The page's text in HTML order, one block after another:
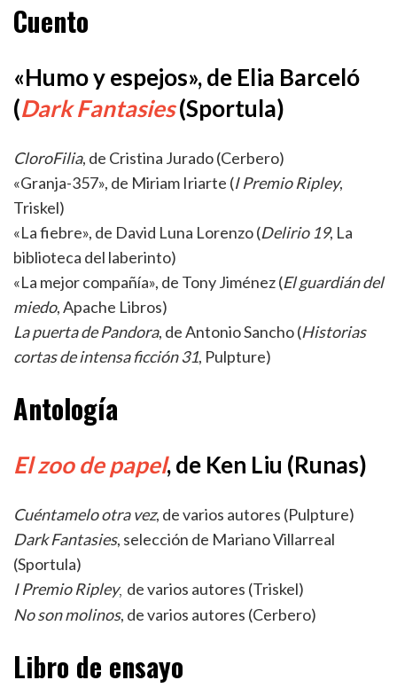
Cuento
«Humo y espejos», de Elia Barceló
(Dark Fantasies(Sportula)
CloroFilia, de Cristina Jurado (Cerbero)
«Granja-357», de Miriam Iriarte (I Premio Ripley,
Triskel)
«La fiebre», de David Luna Lorenzo (Delirio 19, La
biblioteca del laberinto)
«La mejor compañía», de Tony Jiménez (El guardián del
miedo, Apache Libros)
La puerta de Pandora, de Antonio Sancho (Historias
cortas de intensa ficción 31, Pulpture)
Antología
El zoo de papel, de Ken Liu (Runas)
Cuéntamelo otra vez, de varios autores (Pulpture)
Dark Fantasies, selección de Mariano Villarreal
(Sportula)
I Premio Ripley, de varios autores (Triskel)
No son molinos, de varios autores (Cerbero)
Libro de ensayo